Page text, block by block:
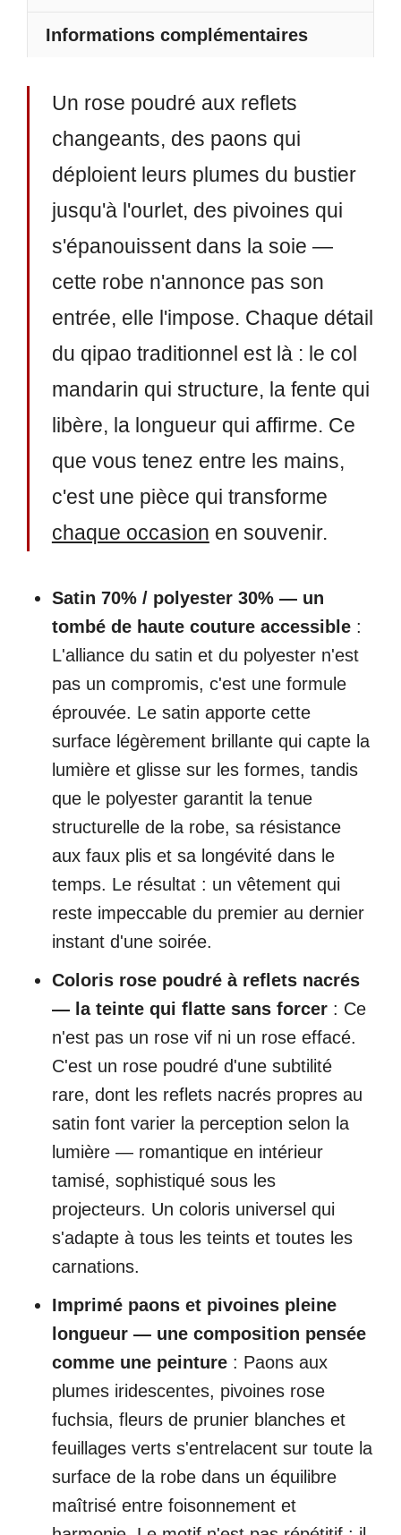
Informations complémentaires
Un rose poudré aux reflets
changeants, des paons qui
déploient leurs plumes du bustier
jusqu'à l'ourlet, des pivoines qui
s'épanouissent dans la soie —
cette robe n'annonce pas son
entrée, elle l'impose. Chaque détail
du qipao traditionnel est là : le col
mandarin qui structure, la fente qui
libère, la longueur qui affirme. Ce
que vous tenez entre les mains,
c'est une pièce qui transforme
chaque occasion en souvenir.
Satin 70% / polyester 30% — un
tombé de haute couture accessible :
L'alliance du satin et du polyester n'est
pas un compromis, c'est une formule
éprouvée. Le satin apporte cette
surface légèrement brillante qui capte la
lumière et glisse sur les formes, tandis
que le polyester garantit la tenue
structurelle de la robe, sa résistance
aux faux plis et sa longévité dans le
temps. Le résultat : un vêtement qui
reste impeccable du premier au dernier
instant d'une soirée.
Coloris rose poudré à reflets nacrés
— la teinte qui flatte sans forcer : Ce
n'est pas un rose vif ni un rose effacé.
C'est un rose poudré d'une subtilité
rare, dont les reflets nacrés propres au
satin font varier la perception selon la
lumière — romantique en intérieur
tamisé, sophistiqué sous les
projecteurs. Un coloris universel qui
s'adapte à tous les teints et toutes les
carnations.
Imprimé paons et pivoines pleine
longueur — une composition pensée
comme une peinture : Paons aux
plumes iridescentes, pivoines rose
fuchsia, fleurs de prunier blanches et
feuillages verts s'entrelacent sur toute la
surface de la robe dans un équilibre
maîtrisé entre foisonnement et